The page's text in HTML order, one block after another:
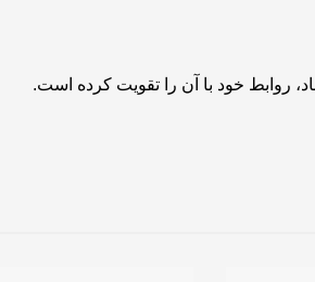
روابط خود با آن را تقویت کرده است.